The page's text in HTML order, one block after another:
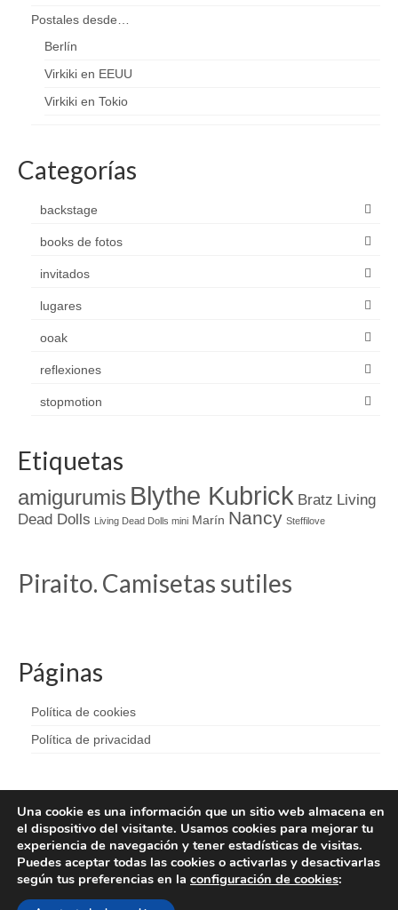
Postales desde…
Berlín
Virkiki en EEUU
Virkiki en Tokio
Categorías
backstage
books de fotos
invitados
lugares
ooak
reflexiones
stopmotion
Etiquetas
amigurumis Blythe Kubrick Bratz Living
Dead Dolls Living Dead Dolls mini Marín Nancy Steffilove
Piraito. Camisetas sutiles
Páginas
Política de cookies
Política de privacidad
Una cookie es una información que un sitio web almacena en
el dispositivo del visitante. Usamos cookies para mejorar tu
experiencia de navegación y tener estadísticas de visitas.
Puedes aceptar todas las cookies o activarlas y desactivarlas
según tus preferencias en la configuración de cookies: